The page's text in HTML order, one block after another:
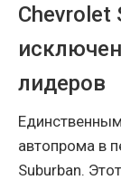
Chevrolet
лидеров
автопрома в
Suburban.